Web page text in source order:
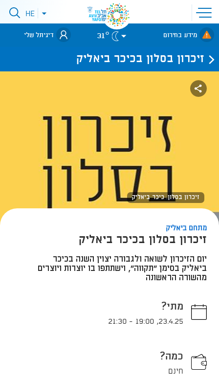
פתיחת
תפריט
אתר
לאתר עיריית
תל-אביב
פתיחתHE
מידע בחירום 31° דיגיתל שלי
זיכרון בסלון בכיכר ביאליק
זיכרון בסלון. כיכר ביאליק
מתחם ביאליק
זיכרון בסלון בכיכר ביאליק
יום הזיכרון לשואה ולגבורה יצוין השנה בכיכר
ביאליק בסימן "תקווה", וישתתפו בו יוצרות ויוצרים
מהשורה הראשונה
מתי?
23.4.25
,
19:00
-
21:30
כמה?
חינם